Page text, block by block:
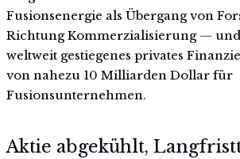
Fusionsenergie als Übergang von
Richtung Kommerzialisierung —
weltweit gestiegenes privates
von nahezu 10 Milliarden Dollar für
Fusionsunternehmen.
Aktie abgekühlt,